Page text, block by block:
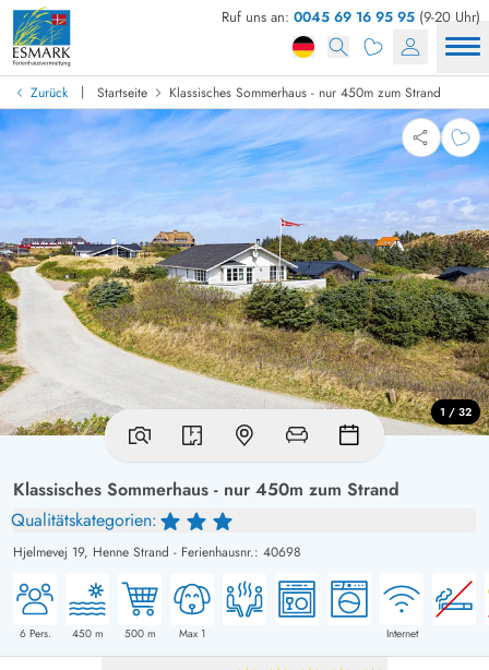
Ruf uns an: 0045 69 16 95 95 (9-20 Uhr)
Zurück | Startseite Klassisches Sommerhaus - nur 450m zum Strand
Klassisches Sommerhaus - nur 450m zum Strand
Qualitätskategorien:
Hjelmevej 19, Henne Strand - Ferienhausnr.: 40698
6Pers. 450m 500m Max 1 Internet
1 / 32